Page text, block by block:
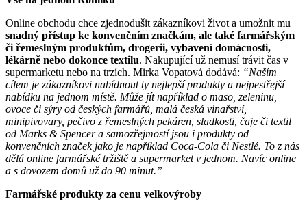
Online obchodu chce zjednodušit zákazníkovi život a umožnit mu
snadný přístup ke konvenčním značkám, ale také farmářským
či řemeslným produktům, drogerii, vybavení domácnosti,
lékárně nebo dokonce textilu. Nakupující už nemusí trávit čas v
supermarketu nebo na trzích. Mirka Vopatová dodává: “Naším
cílem je zákazníkovi nabídnout ty nejlepší produkty a nejpestřejší
nabídku na jednom místě. Může jít například o maso, zeleninu,
ovoce či sýry od českých farmářů, malá česká vinařství,
minipivovary, pečivo z řemeslných pekáren, sladkosti, čaje či textil
od Marks & Spencer a samozřejmostí jsou i produkty od
konvenčních značek jako je například Coca-Cola či Nestlé. To z nás
dělá online farmářské tržiště a supermarket v jednom. Navíc online
a s dovozem domů už do 90 minut.”
Farmářské produkty za cenu velkovýroby